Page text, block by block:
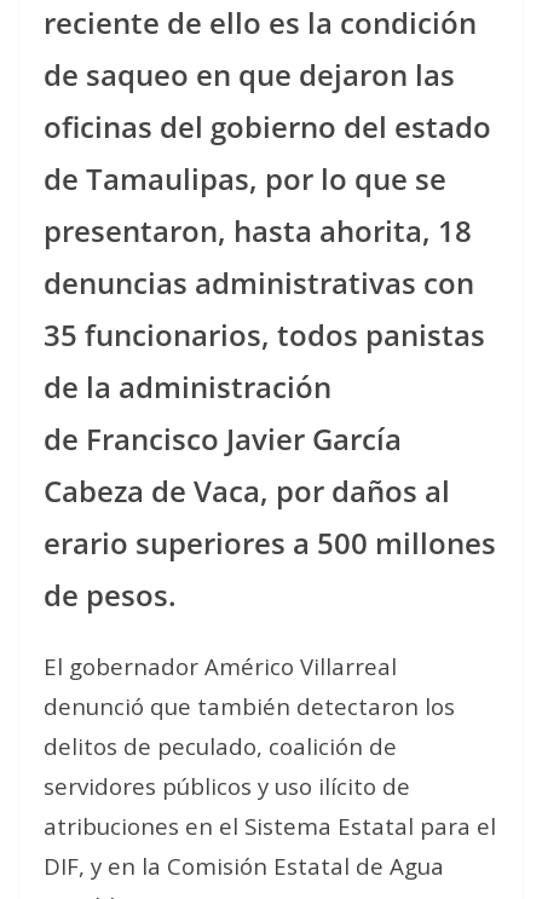
reciente de ello es la condición
de saqueo en que dejaron las
oficinas del gobierno del estado
de Tamaulipas, por lo que se
presentaron, hasta ahorita, 18
denuncias administrativas con
35 funcionarios, todos panistas
de la administración
de Francisco Javier García
Cabeza de Vaca, por daños al
erario superiores a 500 millones
de pesos.
El gobernador Américo Villarreal
denunció que también detectaron los
delitos de peculado, coalición de
servidores públicos y uso ilícito de
atribuciones en el Sistema Estatal para el
DIF, y en la Comisión Estatal de Agua